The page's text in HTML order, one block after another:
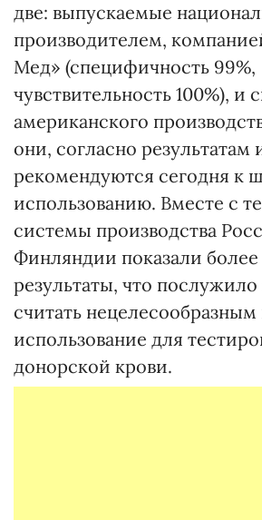
две: выпускаемые
производителем,
Мед» (специфичность 99%,
чувствительность 100%), и
американского
они, согласно результатам
рекомендуются сегодня к
использованию. Вместе с
системы производства
Финляндии показали более
результаты, что
считать нецелесообразным
использование для
донорской крови.